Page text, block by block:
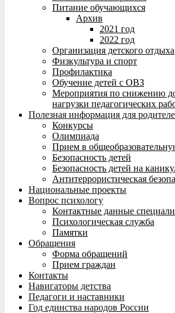
Питание обучающихся
Архив
2021 год
2022 год
Организация детского отдыха
Физкультура и спорт
Профилактика
Обучение детей с ОВЗ
Мероприятия по снижению
нагрузки педагогических
Полезная информация для
Конкурсы
Олимпиада
Прием в
Безопасность детей
Безопасность детей на
Антитеррористическая
Национальные проекты
Вопрос психологу
Контактные данные
Психологическая служба
Памятки
Обращения
Форма обращений
Прием граждан
Контакты
Навигаторы детства
Педагоги и наставники
Год единства народов России